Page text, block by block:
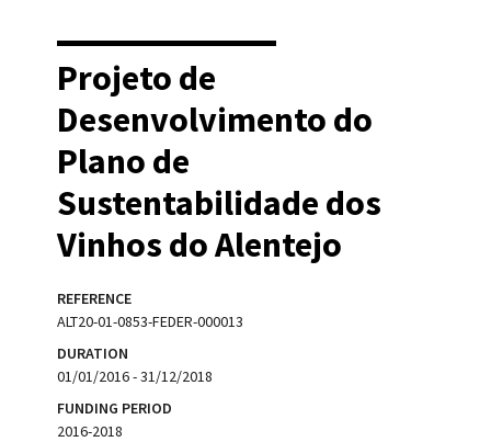
Projeto de
Desenvolvimento do
Plano de
Sustentabilidade dos
Vinhos do Alentejo
REFERENCE
ALT20-01-0853-FEDER-000013
DURATION
01/01/2016 - 31/12/2018
FUNDING PERIOD
2016-2018